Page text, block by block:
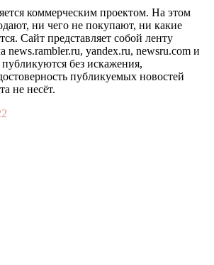
коммерческим проектом. На этом
ни чего не покупают, ни какие
Сайт представляет собой ленту
news.rambler.ru, yandex.ru, newsru.com и
без искажения,
публикуемых новостей
не несёт.